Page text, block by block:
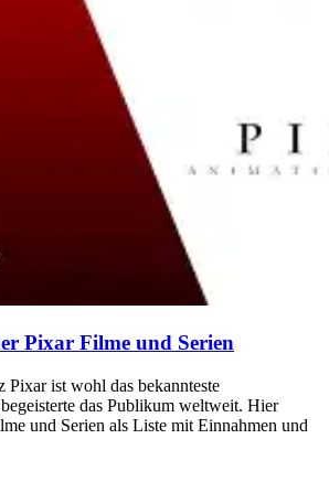
Pixar Filme und Serien
Pixar ist wohl das bekannteste
das Publikum weltweit. Hier
und Serien als Liste mit Einnahmen und